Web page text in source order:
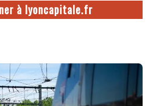
à lyoncapitale.fr